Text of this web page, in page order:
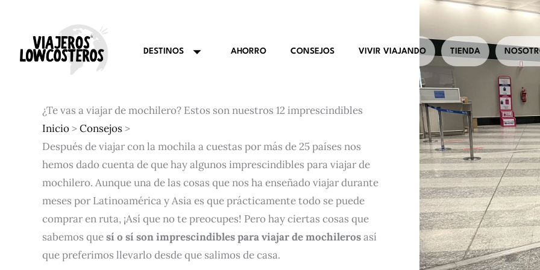
contenido
DESTINOS AHORRO CONSEJOS VIVIR VIAJANDO TIENDA
¿Te vas a viajar de mochilero? Estos son nuestros 12 imprescindibles
Inicio>Consejos>
Después de viajar con la mochila a cuestas por más de 25 países nos
hemos dado cuenta de que hay algunos imprescindibles para viajar de
mochilero. Aunque una de las cosas que nos ha enseñado viajar durante
meses por Latinoamérica y Asia es que prácticamente todo se puede
comprar en ruta, ¡Así que no te preocupes! Pero hay ciertas cosas que
sabemos quesí o sí son imprescindibles para viajar de mochilerosasí
que preferimos llevarlo desde que salimos de casa.